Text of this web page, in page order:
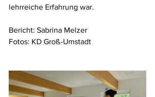
lehrreiche Erfahrung war.
Bericht: Sabrina Melzer
Fotos: KD Groß-Umstadt